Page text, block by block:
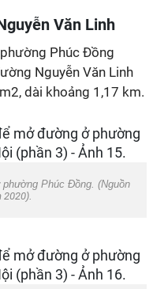
Văn Linh
Phúc Đồng
Nguyễn Văn Linh
dài khoảng 1,17 km.
Phúc Đồng. (Nguồn
2020).